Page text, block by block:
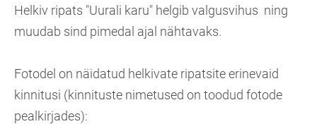
Helkiv ripats "Uurali karu" helgib valgusvihus ning
muudab sind pimedal ajal nähtavaks.
Fotodel on näidatud helkivate ripatsite erinevaid
kinnitusi (kinnituste nimetused on toodud fotode
pealkirjades):